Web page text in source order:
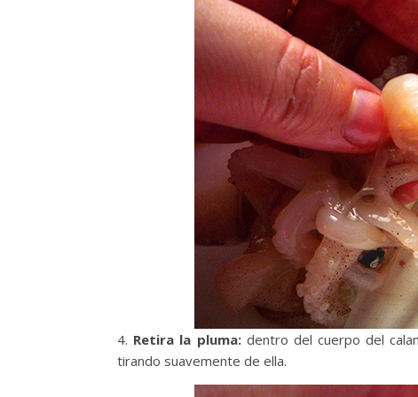
4. Retira la pluma:dentro del cuerpo del
tirando suavemente de ella.